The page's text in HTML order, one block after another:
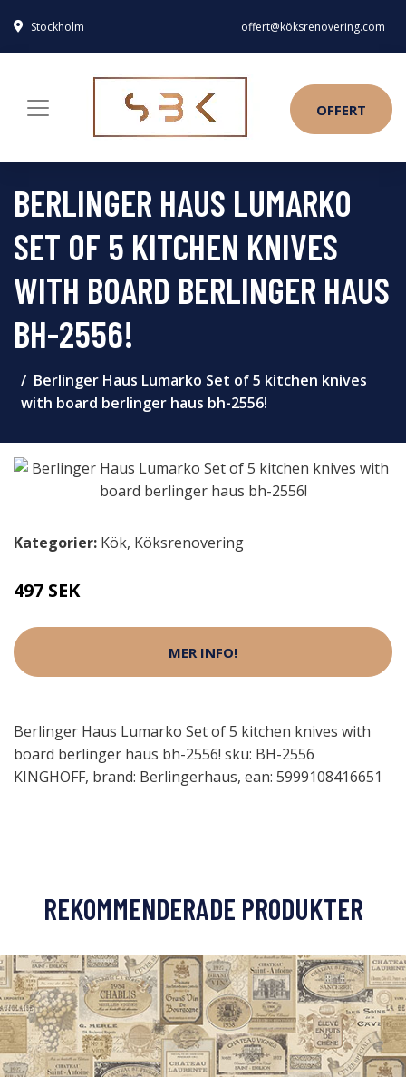
Stockholm offert@köksrenovering.com
OFFERT
BERLINGER HAUS LUMARKO
SET OF 5 KITCHEN KNIVES
WITH BOARD BERLINGER HAUS
BH-2556!
Berlinger Haus Lumarko Set of 5 kitchen knives
with board berlinger haus bh-2556!
Kategorier: Kök, Köksrenovering
497 SEK
MER INFO!
Berlinger Haus Lumarko Set of 5 kitchen knives with
board berlinger haus bh-2556! sku: BH-2556
KINGHOFF, brand: Berlingerhaus, ean: 5999108416651
REKOMMENDERADE PRODUKTER